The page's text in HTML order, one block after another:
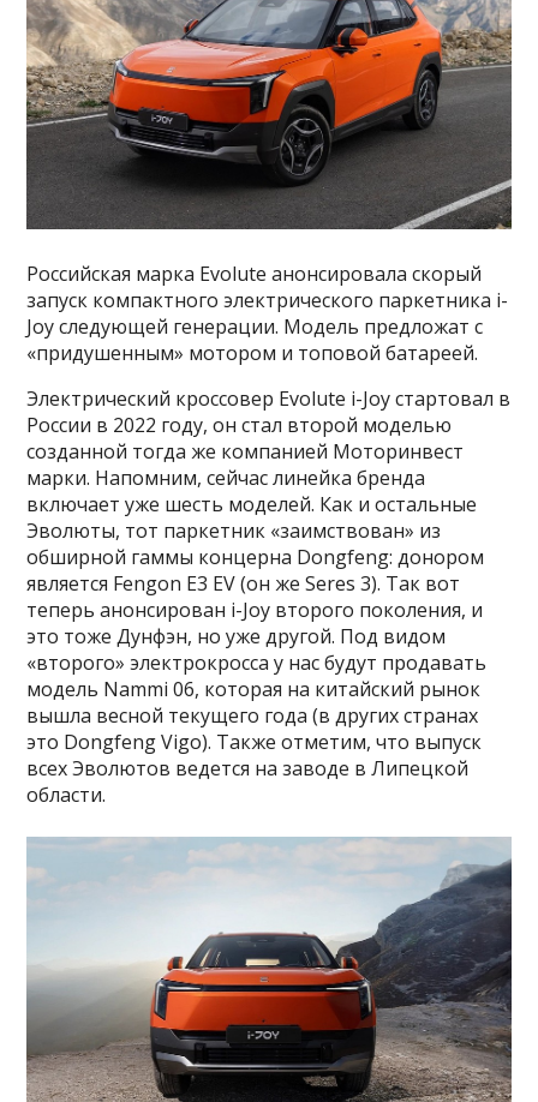
Российская марка Evolute анонсировала скорый
запуск компактного электрического паркетника i-
Joy следующей генерации. Модель предложат с
«придушенным» мотором и топовой батареей.
Электрический кроссовер Evolute i-Joy стартовал в
России в 2022 году, он стал второй моделью
созданной тогда же компанией Моторинвест
марки. Напомним, сейчас линейка бренда
включает уже шесть моделей. Как и остальные
Эволюты, тот паркетник «заимствован» из
обширной гаммы концерна Dongfeng: донором
является Fengon E3 EV (он же Seres 3). Так вот
теперь анонсирован i-Joy второго поколения, и
это тоже Дунфэн, но уже другой. Под видом
«второго» электрокросса у нас будут продавать
модель Nammi 06, которая на китайский рынок
вышла весной текущего года (в других странах
это Dongfeng Vigo). Также отметим, что выпуск
всех Эволютов ведется на заводе в Липецкой
области.